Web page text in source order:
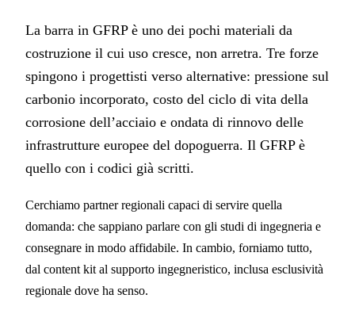
La barra in GFRP è uno dei pochi materiali da
costruzione il cui uso cresce, non arretra. Tre forze
spingono i progettisti verso alternative: pressione sul
carbonio incorporato, costo del ciclo di vita della
corrosione dell’acciaio e ondata di rinnovo delle
infrastrutture europee del dopoguerra. Il GFRP è
quello con i codici già scritti.
Cerchiamo partner regionali capaci di servire quella
domanda: che sappiano parlare con gli studi di ingegneria e
consegnare in modo affidabile. In cambio, forniamo tutto,
dal content kit al supporto ingegneristico, inclusa esclusività
regionale dove ha senso.